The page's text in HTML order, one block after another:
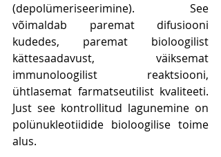
(depolümeriseerimine). See
võimaldab paremat difusiooni
kudedes, paremat bioloogilist
kättesaadavust, väiksemat
immunoloogilist reaktsiooni,
ühtlasemat farmatseutilist kvaliteeti.
Just see kontrollitud lagunemine on
polünukleotiidide bioloogilise toime
alus.